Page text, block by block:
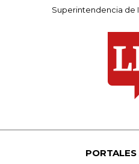
Superintendencia de